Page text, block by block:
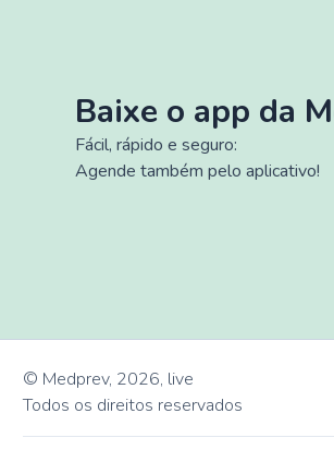
Baixe o app da
Fácil, rápido e seguro:
Agende também pelo aplicativo!
© Medprev, 2026, live
Todos os direitos reservados